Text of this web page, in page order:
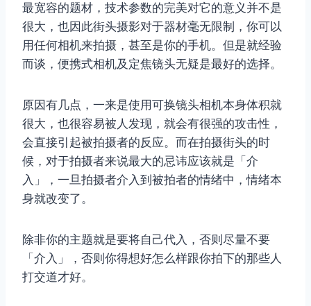
最宽容的题材，技术参数的完美对它的意义并不是
很大，也因此街头摄影对于器材毫无限制，你可以
用任何相机来拍摄，甚至是你的手机。但是就经验
而谈，便携式相机及定焦镜头无疑是最好的选择。
原因有几点，一来是使用可换镜头相机本身体积就
很大，也很容易被人发现，就会有很强的攻击性，
会直接引起被拍摄者的反应。而在拍摄街头的时
候，对于拍摄者来说最大的忌讳应该就是「介
入」，一旦拍摄者介入到被拍者的情绪中，情绪本
身就改变了。
除非你的主题就是要将自己代入，否则尽量不要
「介入」，否则你得想好怎么样跟你拍下的那些人
打交道才好。